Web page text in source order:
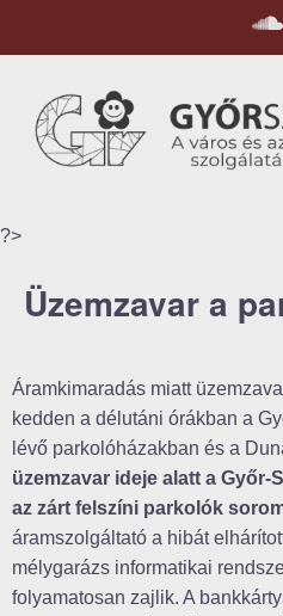
?>
Üzemzavar a
Áramkimaradás miatt
kedden a délutáni órákban a
lévő parkolóházakban és a
üzemzavar ideje alatt a Győr-
az zárt felszíni parkolók
áramszolgáltató a hibát
mélygarázs informatikai
folyamatosan zajlik. A